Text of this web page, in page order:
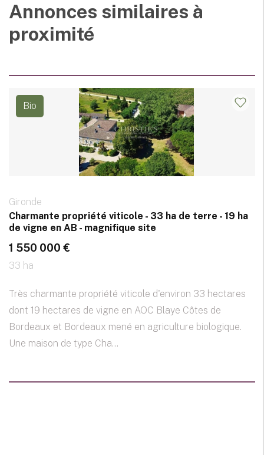
Annonces similaires à
proximité
Bio
Gironde
Charmante propriété viticole - 33 ha de terre - 19 ha
de vigne en AB - magnifique site
1 550 000 €
33 ha
Très charmante propriété viticole d'environ 33 hectares
dont 19 hectares de vigne en AOC Blaye Côtes de
Bordeaux et Bordeaux mené en agriculture biologique.
Une maison de type Cha...